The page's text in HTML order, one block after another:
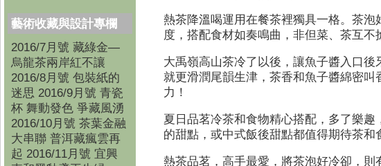
藝術收藏與設計專欄
2016/7月號 藏綠金—
烏龍茶兩岸紅不讓
2016/8月號 包裝紙的
迷思 2016/9月號 青瓷
杯 舞動發色 爭藏風湧
2016/10月號 茶葉金融
大串聯 普洱藏瘋雲再
起 2016/11月號 宜興
熱茶降溫喝運用在餐茶裡獨具一格。茶泡
度，搭配食材如奏鳴曲，非但菜、茶互不
大禹嶺高山茶冷了以後，讓魚子醬入口後
就更滑潤尾韻生津，茶香和魚子醬綿密叫
力！
夏日品茗冷茶和食物精心搭配，多了樂趣
的甜點，或中式飯後甜點都值得期待茶和
熱茶品茗，高手最愛，將茶泡好冷卻，則